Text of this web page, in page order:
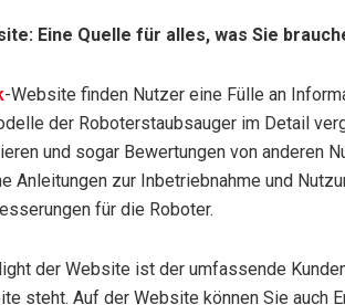
Eine Quelle für alles, was Sie
-Website finden Nutzer eine Fülle an
der Roboterstaubsauger im Detail
und sogar Bewertungen von anderen
Anleitungen zur Inbetriebnahme und
für die Roboter.
der Website ist der umfassende
steht. Auf der Website können Sie auch